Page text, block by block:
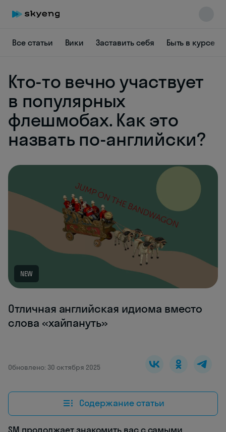
Все статьи Вики Заставить себя Быть в курсе
Кто-то вечно участвует
в популярных
флешмобах. Как это
назвать по-английски?
NEW
Отличная английская идиома вместо
слова «хайпануть»
Обновлено: 30 октября 2025
Содержание статьи
SM продолжает знакомить вас с самыми
Skyeng Chat